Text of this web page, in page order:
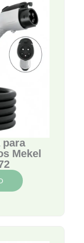
para
Mekel